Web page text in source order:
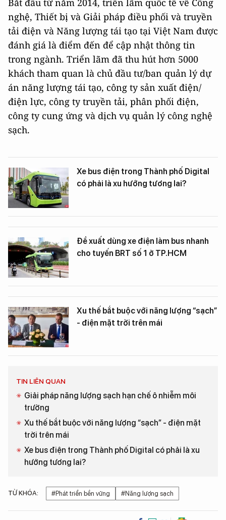
Bắt đầu từ năm 2014, triển lãm quốc tế về Công
nghệ, Thiết bị và Giải pháp điều phối và truyền
tải điện và Năng lượng tái tạo tại Việt Nam được
đánh giá là điểm đến để cập nhật thông tin
trong ngành. Triển lãm đã thu hút hơn 5000
khách tham quan là chủ đầu tư/ban quản lý dự
án năng lượng tái tạo, công ty sản xuất điện/
điện lực, công ty truyền tải, phân phối điện,
công ty cung ứng và dịch vụ quản lý công nghệ
sạch.
Xe bus điện trong Thành phố Digital
có phải là xu hướng tương lai?
Đề xuất dùng xe điện làm bus nhanh
cho tuyến BRT số 1 ở TP.HCM
Xu thế bắt buộc với năng lượng “sạch”
- điện mặt trời trên mái
TIN LIÊN QUAN
Giải pháp năng lượng sạch hạn chế ô nhiễm môi
trường
Xu thế bắt buộc với năng lượng “sạch” - điện mặt
trời trên mái
Xe bus điện trong Thành phố Digital có phải là xu
hướng tương lai?
TỪ KHÓA: #Phát triển bền vững #Năng lượng sạch